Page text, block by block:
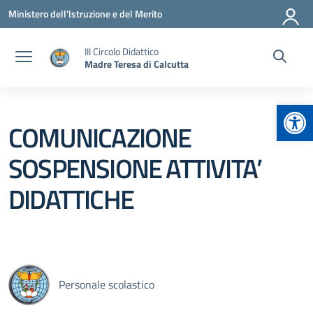
Vai ai contenuti
Vai al menu di navigazione
Vai al footer
Ministero dell'Istruzione e del Merito
III Circolo Didattico
Madre Teresa di Calcutta
COMUNICAZIONE
SOSPENSIONE ATTIVITA’
DIDATTICHE
Personale scolastico